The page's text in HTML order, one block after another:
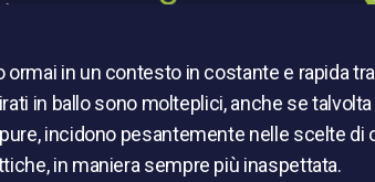
ormai in un contesto in costante e rapida
in ballo sono molteplici, anche se
incidono pesantemente nelle scelte di
in maniera sempre più inaspettata.